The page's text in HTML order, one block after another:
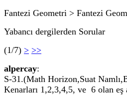
Fantezi Geometri > Fantezi
Yabancı dergilerden Sorular
(1/7) > >>
alpercay:
S-31.(Math Horizon,Suat
Kenarları 1,2,3,4,5, ve 6 olan eş